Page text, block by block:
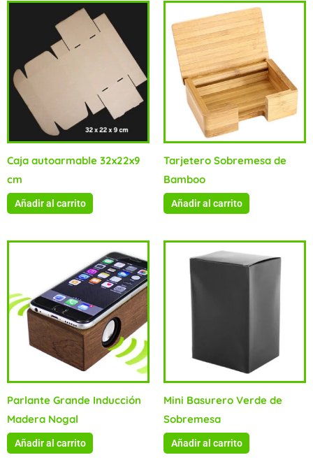
Caja autoarmable 32x22x9
cm
Añadir al carrito
Tarjetero Sobremesa de
Bamboo
Añadir al carrito
Parlante Grande Inducción
Madera Nogal
Añadir al carrito
Mini Basurero Verde de
Sobremesa
Añadir al carrito